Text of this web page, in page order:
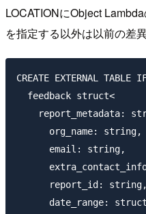
LOCATIONにObject
を指定する以外は以前の差
CREATE EXTERNAL
  feedback struct<
report_metadata:
      org_name: string,
      email: string,
      report_id: string,
date_range: